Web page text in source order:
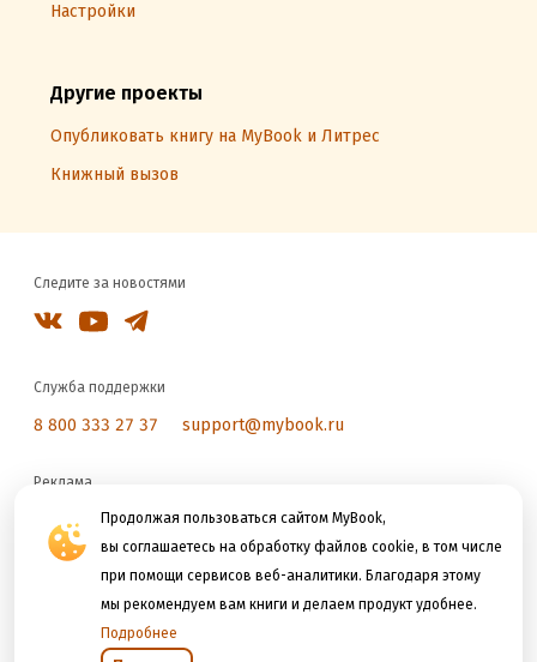
Продолжая пользоваться сайтом MyBook,
вы соглашаетесь на обработку файлов cookie, в том числе
при помощи сервисов веб-аналитики. Благодаря этому
мы рекомендуем вам книги и делаем продукт удобнее.
Подробнее
Настройки
Другие проекты
Опубликовать книгу на MyBook и Литрес
Книжный вызов
Следите за новостями
Служба поддержки
8 800 333 27 37 support@mybook.ru
Реклама
reklama@litres.ru
Мы принимаем к оплате